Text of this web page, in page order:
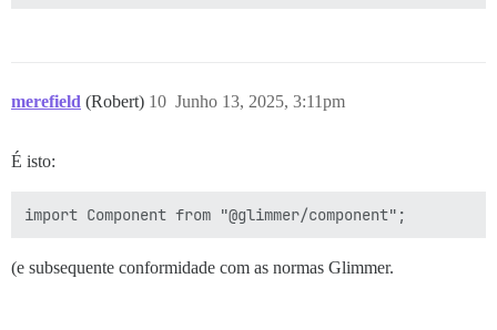
merefield (Robert) Junho 13, 2025, 3:11pm
10
É isto:
(e subsequente conformidade com as normas Glimmer.